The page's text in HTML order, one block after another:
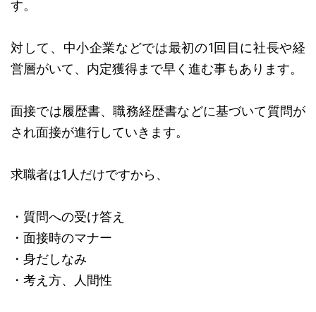
す。
対して、中小企業などでは最初の1回目に社長や経
営層がいて、内定獲得まで早く進む事もあります。
面接では履歴書、職務経歴書などに基づいて質問が
され面接が進行していきます。
求職者は1人だけですから、
・質問への受け答え
・面接時のマナー
・身だしなみ
・考え方、人間性